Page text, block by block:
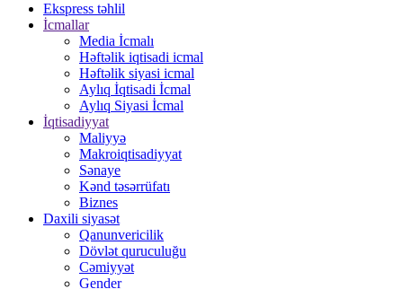
Ekspress təhlil
İcmallar
Media İcmalı
Həftəlik iqtisadi icmal
Həftəlik siyasi icmal
Aylıq İqtisadi İcmal
Aylıq Siyasi İcmal
İqtisadiyyat
Maliyyə
Makroiqtisadiyyat
Sənaye
Kənd təsərrüfatı
Biznes
Daxili siyasət
Qanunvericilik
Dövlət quruculuğu
Cəmiyyət
Gender